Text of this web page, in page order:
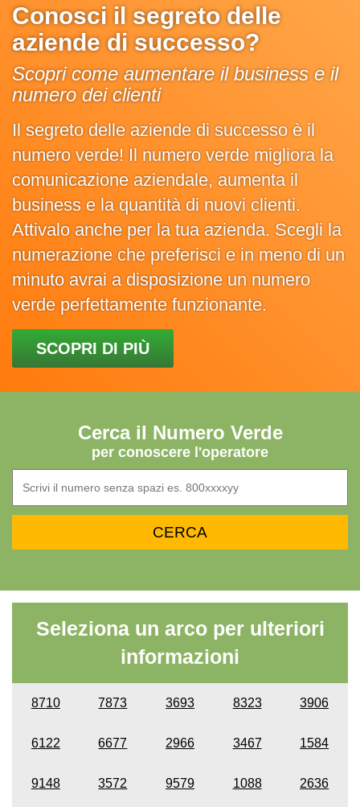
Conosci il segreto delle
aziende di successo?
Scopri come aumentare il business e il
numero dei clienti
Il segreto delle aziende di successo è il
numero verde! Il numero verde migliora la
comunicazione aziendale, aumenta il
business e la quantità di nuovi clienti.
Attivalo anche per la tua azienda. Scegli la
numerazione che preferisci e in meno di un
minuto avrai a disposizione un numero
verde perfettamente funzionante.
SCOPRI DI PIÙ
Cerca il Numero Verde
per conoscere l'operatore
Seleziona un arco per ulteriori
informazioni
8710 7873 3693 8323 3906
6122 6677 2966 3467 1584
9148 3572 9579 1088 2636